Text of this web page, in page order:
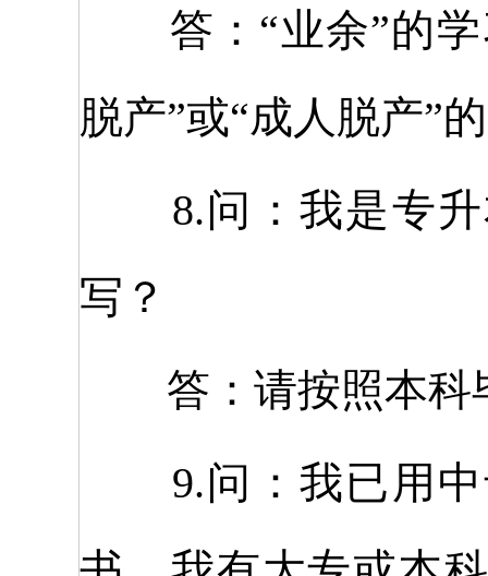
答：“业余”的学
脱产”或“成人脱产”
8.问：我是专升
写？
答：请按照本科
9.问：我已用中